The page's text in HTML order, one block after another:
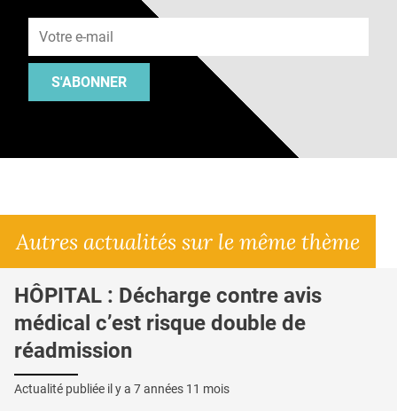
S'ABONNER
Autres actualités sur le même thème
HÔPITAL : Décharge contre avis
médical c’est risque double de
réadmission
Actualité publiée il y a 7 années 11 mois